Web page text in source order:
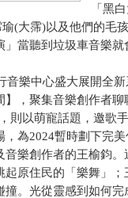
「黑
(大霈)以及他們的毛
當聽到垃圾車音樂就
音樂中心盛大展開全
】，聚集音樂創作者
則以萌寵話題，邀歌
，為2024暫時劃下完
音樂創作者的王榆鈞
起原住民的「樂舞」
。光從靈感到如何完